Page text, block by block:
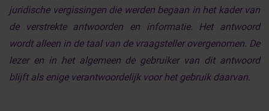
juridische vergissingen die werden begaan in het kader van
de verstrekte antwoorden en informatie. Het antwoord
wordt alleen in de taal van de vraagsteller overgenomen. De
lezer en in het algemeen de gebruiker van dit antwoord
blijft als enige verantwoordelijk voor het gebruik daarvan.